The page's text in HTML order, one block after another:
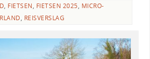
, FIETSEN, FIETSEN 2025, MICRO-
, REISVERSLAG